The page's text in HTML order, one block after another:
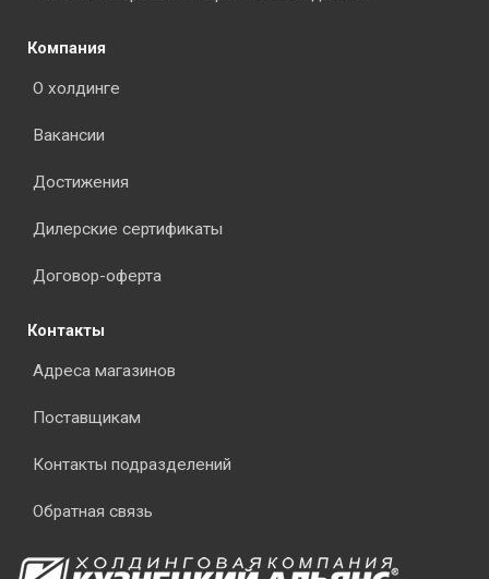
Компания
О холдинге
Вакансии
Достижения
Дилерские сертификаты
Договор-оферта
Контакты
Адреса магазинов
Поставщикам
Контакты подразделений
Обратная связь